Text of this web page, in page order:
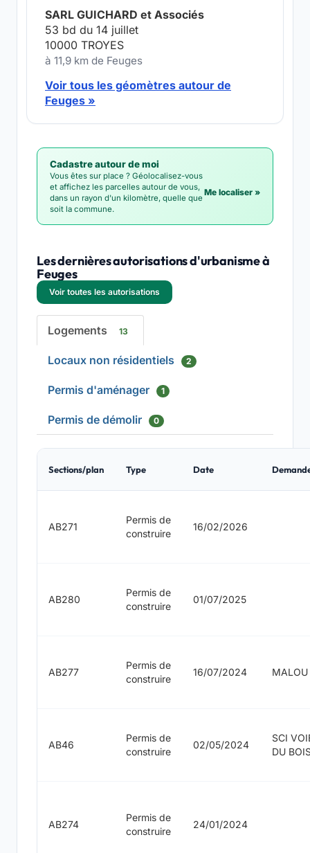
SARL GUICHARD et Associés
53 bd du 14 juillet
10000 TROYES
à 11,9 km de Feuges
Voir tous les géomètres autour de
Feuges »
Cadastre autour de moi
Vous êtes sur place ? Géolocalisez-vous
et affichez les parcelles autour de vous,
dans un rayon d'un kilomètre, quelle que
soit la commune.
Me localiser »
Les dernières autorisations d'urbanisme à
Feuges
Voir toutes les autorisations
Logements 13
Locaux non résidentiels 2
Permis d'aménager 1
Permis de démolir 0
Sections/plan Type Date
AB271
Permis de
construire
16/02/2026
AB280
Permis de
construire
01/07/2025
AB277
Permis de
construire
16/07/2024 MALOU
AB46
Permis de
construire
02/05/2024
SCI
DU
AB274
Permis de
construire
24/01/2024